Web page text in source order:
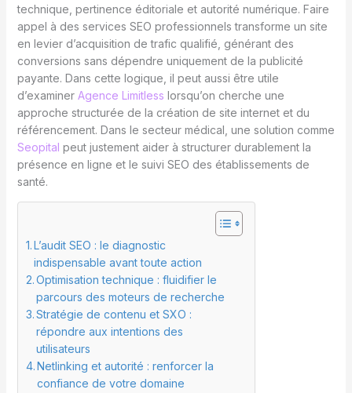
technique, pertinence éditoriale et autorité numérique. Faire
appel à des services SEO professionnels transforme un site
en levier d’acquisition de trafic qualifié, générant des
conversions sans dépendre uniquement de la publicité
payante. Dans cette logique, il peut aussi être utile
d’examiner Agence Limitless lorsqu’on cherche une
approche structurée de la création de site internet et du
référencement. Dans le secteur médical, une solution comme
Seopital peut justement aider à structurer durablement la
présence en ligne et le suivi SEO des établissements de
santé.
L’audit SEO : le diagnostic
indispensable avant toute action
Optimisation technique : fluidifier le
parcours des moteurs de recherche
Stratégie de contenu et SXO :
répondre aux intentions des
utilisateurs
Netlinking et autorité : renforcer la
confiance de votre domaine